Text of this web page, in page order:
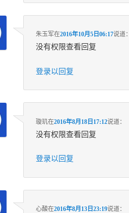
朱玉军在2016年10月5日06:17说道：
没有权限查看回复
登录以回复
璇玑在2016年8月18日17:12说道：
没有权限查看回复
登录以回复
心酸在2016年8月13日23:19说道：